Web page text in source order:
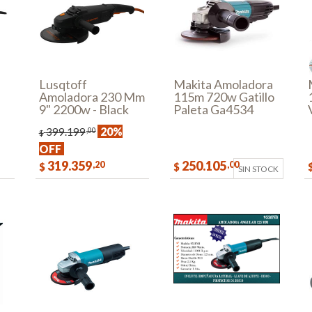
Lusqtoff
Amoladora 230 Mm
9" 2200w - Black
$ 399.199,00
20%
OFF
$319.359,20
Makita Amoladora
115m 720w Gatillo
Paleta Ga4534
$ 250.105,00SIN STOCK